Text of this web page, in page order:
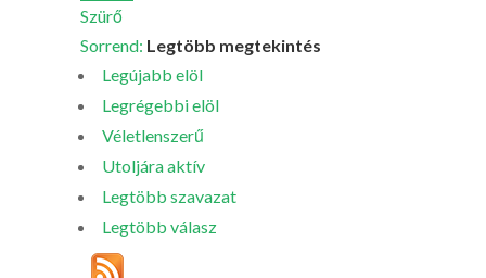
Szürő
Sorrend: Legtöbb megtekintés
Legújabb elöl
Legrégebbi elöl
Véletlenszerű
Utoljára aktív
Legtöbb szavazat
Legtöbb válasz